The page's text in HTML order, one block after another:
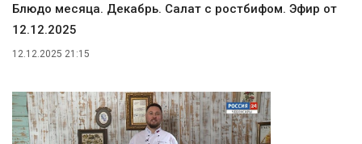
Блюдо месяца. Декабрь. Салат с ростбифом. Эфир от
12.12.2025
12.12.2025 21:15